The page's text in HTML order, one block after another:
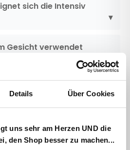
Details Über Cookies
uns sehr am Herzen UND die
den Shop besser zu machen...
sich die Intensiv
Gesicht verwendet
ein?